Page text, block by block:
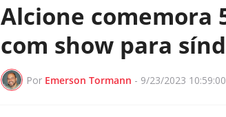
Alcione comemora
com show para
Por Emerson Tormann - 9/23/2023